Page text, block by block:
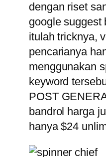
dengan riset
google suggest
itulah tricknya,
pencarianya
menggunakan
keyword
POST
bandrol harga
hanya $24